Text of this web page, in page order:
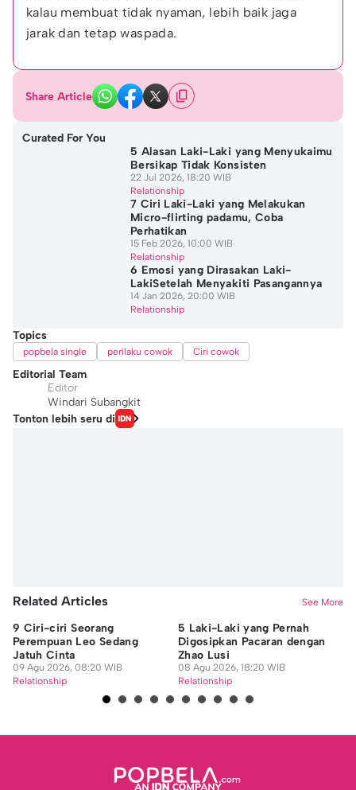
kalau membuat tidak nyaman, lebih baik jaga
jarak dan tetap waspada.
Share Article
Curated For You
5 Alasan Laki-Laki yang Menyukaimu
Bersikap Tidak Konsisten
22 Jul 2026, 18:20 WIB
Relationship
7 Ciri Laki-Laki yang Melakukan
Micro-flirting padamu, Coba
Perhatikan
15 Feb 2026, 10:00 WIB
Relationship
6 Emosi yang Dirasakan Laki-
LakiSetelah Menyakiti Pasangannya
14 Jan 2026, 20:00 WIB
Relationship
Topics
popbela single perilaku cowok Ciri cowok
Editorial Team
Editor
Windari Subangkit
Tonton lebih seru di
Related Articles See More
9 Ciri-ciri Seorang
Perempuan Leo Sedang
Jatuh Cinta
09 Agu 2026, 08:20 WIB
Relationship
5 Laki-Laki yang Pernah
Digosipkan Pacaran dengan
Zhao Lusi
08 Agu 2026, 18:20 WIB
Relationship